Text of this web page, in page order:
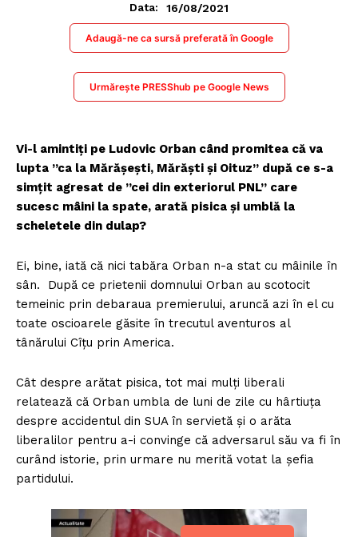
Data:
16/08/2021
Adaugă-ne ca sursă preferată în Google
Urmărește PRESShub pe Google News
Vi-l amintiți pe Ludovic Orban când promitea că va
lupta ”ca la Mărășești, Mărăști și Oituz” după ce s-a
simțit agresat de ”cei din exteriorul PNL” care
sucesc mâini la spate, arată pisica și umblă la
scheletele din dulap?
Ei, bine, iată că nici tabăra Orban n-a stat cu mâinile în
sân. După ce prietenii domnului Orban au scotocit
temeinic prin debaraua premierului, aruncă azi în el cu
toate oscioarele găsite în trecutul aventuros al
tânărului Cîțu prin America.
Cât despre arătat pisica, tot mai mulți liberali
relatează că Orban umbla de luni de zile cu hârtiuța
despre accidentul din SUA în servietă și o arăta
liberalilor pentru a-i convinge că adversarul său va fi în
curând istorie, prin urmare nu merită votat la șefia
partidului.